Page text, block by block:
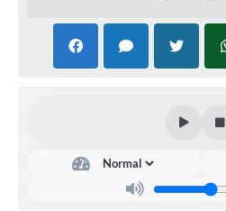
Carta de Serviços